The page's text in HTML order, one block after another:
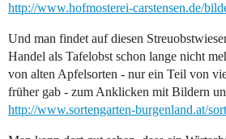
http://www.hofmosterei-carstensen.de/
Und man findet auf diesen
Handel als Tafelobst schon lange nicht
von alten Apfelsorten - nur ein Teil von
früher gab - zum Anklicken mit Bildern
http://www.sortengarten-burgenland.at/